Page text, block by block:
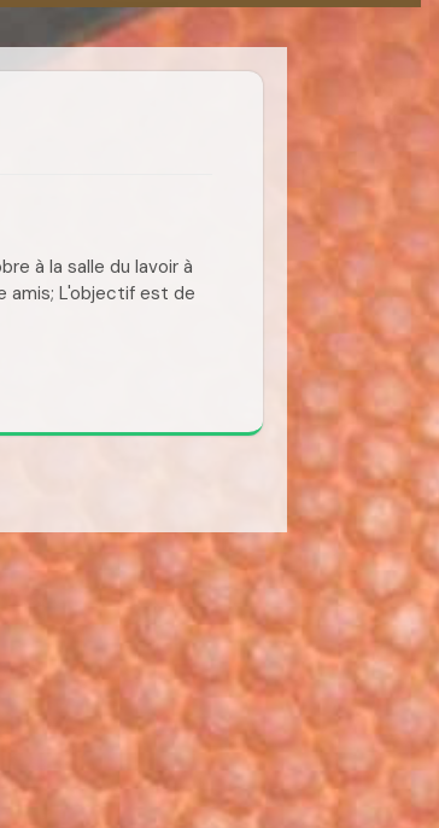
à la salle du lavoir à
amis; L'objectif est de